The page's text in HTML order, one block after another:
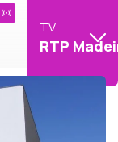
TV
RTP